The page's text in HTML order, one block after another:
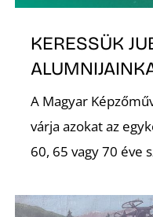
KERESSÜK
A Magyar
várja azokat az
60, 65 vagy 70 éve